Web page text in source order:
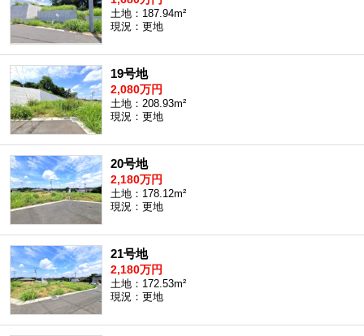
土地：187.94m²
現況：更地
19号地
2,080万円
土地：208.93m²
現況：更地
20号地
2,180万円
土地：178.12m²
現況：更地
21号地
2,180万円
土地：172.53m²
現況：更地